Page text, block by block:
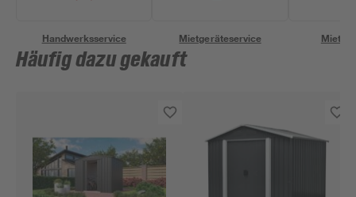
Handwerksservice Mietgeräteservice
Häufig dazu gekauft